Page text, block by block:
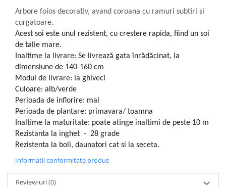
Arbore foios decorativ, avand coroana cu ramuri subtiri si
curgatoare.
Acest soi este unul rezistent, cu crestere rapida, fiind un soi
de talie mare.
Inaltime la livrare: Se livrează gata înrădăcinat, la
dimensiune de 140-160 cm
Modul de livrare: la ghiveci
Culoare: alb/verde
Perioada de inflorire: mai
Perioada de plantare: primavara/ toamna
Inaltime la maturitate: poate atinge inaltimi de peste 10 m
Rezistanta la inghet - 28 grade
Rezistenta la boli, daunatori cat si la seceta.
Informatii conformitate produs
Review-uri(0)